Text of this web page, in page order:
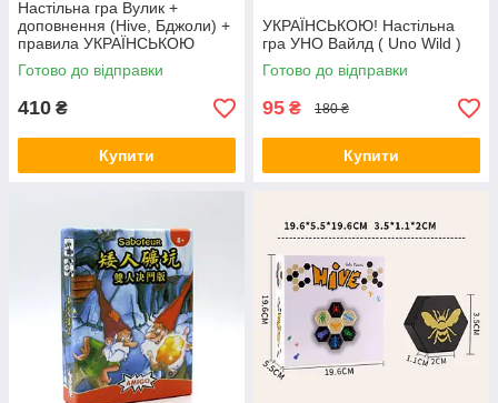
Настільна гра Вулик +
доповнення (Hive, Бджоли) +
правила УКРАЇНСЬКОЮ
Готово до відправки
410 ₴
Купити
УКРАЇНСЬКОЮ! Настільна
гра УНО Вайлд ( Uno Wild )
Готово до відправки
95 ₴ 180 ₴
Купити